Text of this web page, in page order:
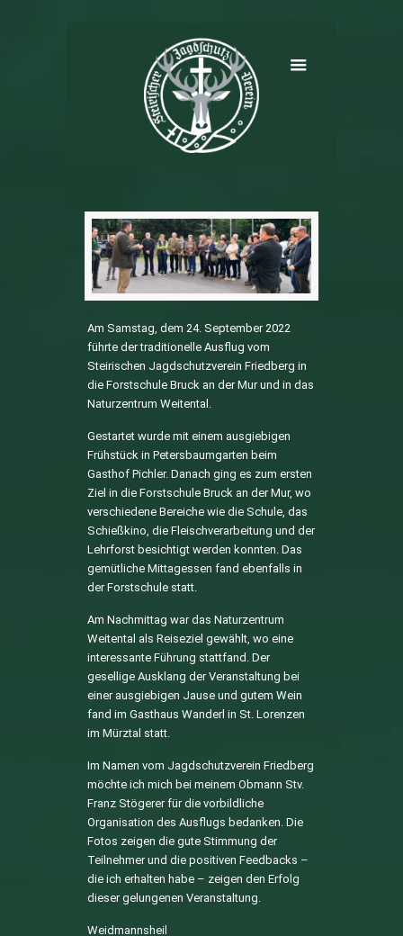
Am Samstag, dem 24. September 2022
führte der traditionelle Ausflug vom
Steirischen Jagdschutzverein Friedberg in
die Forstschule Bruck an der Mur und in das
Naturzentrum Weitental.
Gestartet wurde mit einem ausgiebigen
Frühstück in Petersbaumgarten beim
Gasthof Pichler. Danach ging es zum ersten
Ziel in die Forstschule Bruck an der Mur, wo
verschiedene Bereiche wie die Schule, das
Schießkino, die Fleischverarbeitung und der
Lehrforst besichtigt werden konnten. Das
gemütliche Mittagessen fand ebenfalls in
der Forstschule statt.
Am Nachmittag war das Naturzentrum
Weitental als Reiseziel gewählt, wo eine
interessante Führung stattfand. Der
gesellige Ausklang der Veranstaltung bei
einer ausgiebigen Jause und gutem Wein
fand im Gasthaus Wanderl in St. Lorenzen
im Mürztal statt.
Im Namen vom Jagdschutzverein Friedberg
möchte ich mich bei meinem Obmann Stv.
Franz Stögerer für die vorbildliche
Organisation des Ausflugs bedanken. Die
Fotos zeigen die gute Stimmung der
Teilnehmer und die positiven Feedbacks –
die ich erhalten habe – zeigen den Erfolg
dieser gelungenen Veranstaltung.
Weidmannsheil